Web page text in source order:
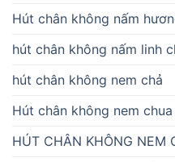
Hút chân không nấm
hút chân không nấm linh
hút chân không nem chả
Hút chân không nem chua
HÚT CHÂN KHÔNG NEM